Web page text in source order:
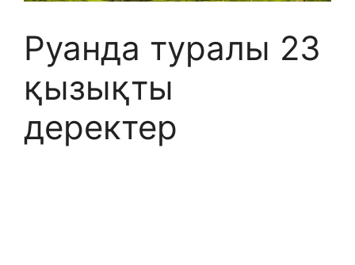
Руанда туралы 23
қызықты
деректер